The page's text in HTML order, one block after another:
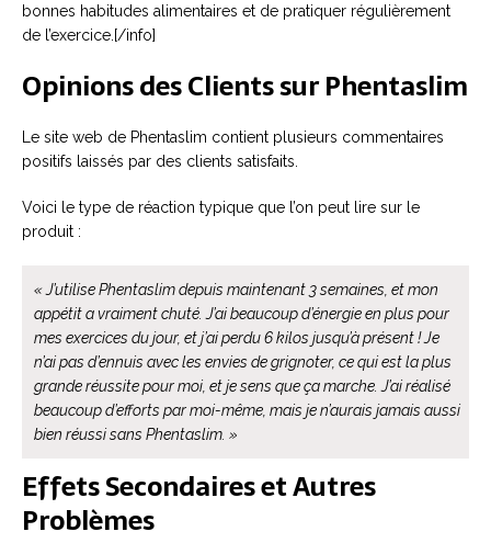
bonnes habitudes alimentaires et de pratiquer régulièrement
de l’exercice.[/info]
Opinions des Clients sur Phentaslim
Le site web de Phentaslim contient plusieurs commentaires
positifs laissés par des clients satisfaits.
Voici le type de réaction typique que l’on peut lire sur le
produit :
« J’utilise Phentaslim depuis maintenant 3 semaines, et mon
appétit a vraiment chuté. J’ai beaucoup d’énergie en plus pour
mes exercices du jour, et j’ai perdu 6 kilos jusqu’à présent ! Je
n’ai pas d’ennuis avec les envies de grignoter, ce qui est la plus
grande réussite pour moi, et je sens que ça marche. J’ai réalisé
beaucoup d’efforts par moi-même, mais je n’aurais jamais aussi
bien réussi sans Phentaslim. »
Effets Secondaires et Autres
Problèmes